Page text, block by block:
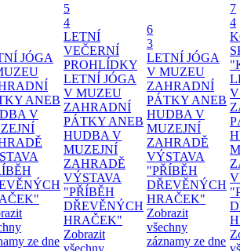
JÓGA
ANEB
V
ze dne
5
4
LETNÍ
VEČERNÍ
PROHLÍDKY
LETNÍ JÓGA
V MUZEU
ZAHRADNÍ
PÁTKY ANEB
HUDBA V
MUZEJNÍ
ZAHRADĚ
VÝSTAVA
"PŘÍBĚH
DŘEVĚNÝCH
HRAČEK"
Zobrazit
všechny
6
3
LETNÍ JÓGA
V MUZEU
ZAHRADNÍ
PÁTKY ANEB
HUDBA V
MUZEJNÍ
ZAHRADĚ
VÝSTAVA
"PŘÍBĚH
DŘEVĚNÝCH
HRAČEK"
Zobrazit
všechny
záznamy ze dne
7
4